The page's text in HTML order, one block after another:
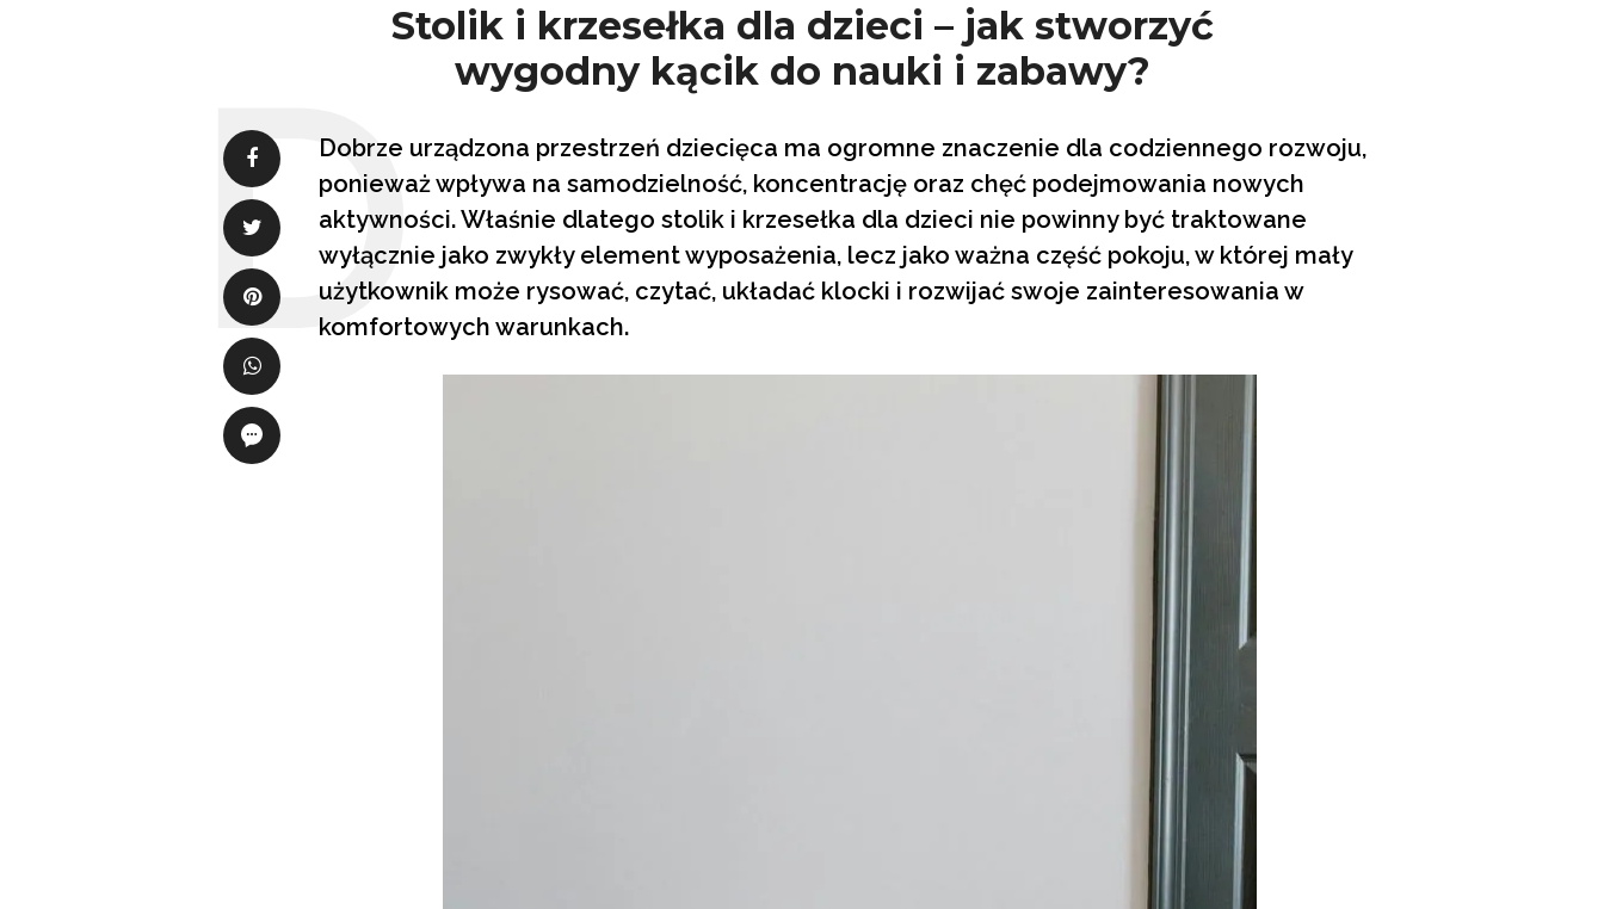
Stolik i krzesełka dla dzieci – jak stworzyć
wygodny kącik do nauki i zabawy?
Dobrze urządzona przestrzeń dziecięca ma ogromne znaczenie dla codziennego rozwoju,
ponieważ wpływa na samodzielność, koncentrację oraz chęć podejmowania nowych
aktywności. Właśnie dlatego stolik i krzesełka dla dzieci nie powinny być traktowane
wyłącznie jako zwykły element wyposażenia, lecz jako ważna część pokoju, w której mały
użytkownik może rysować, czytać, układać klocki i rozwijać swoje zainteresowania w
komfortowych warunkach.